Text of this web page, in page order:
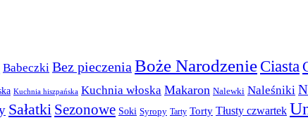
Babeczki Bez pieczeniaBoże NarodzenieCiasta
Kuchnia hiszpańska Kuchnia włoska Makaron Nalewki Naleśniki
Sałatki Sezonowe Soki Syropy Tarty Torty Tłusty czwartek